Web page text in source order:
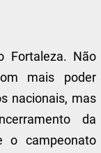
Fortaleza. Não
mais poder
nacionais, mas
da
o campeonato